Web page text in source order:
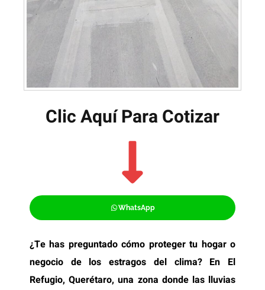
Clic Aquí Para Cotizar​
WhatsApp
¿Te has preguntado cómo proteger tu hogar o
negocio de los estragos del clima? En El
Refugio, Querétaro, una zona donde las lluvias